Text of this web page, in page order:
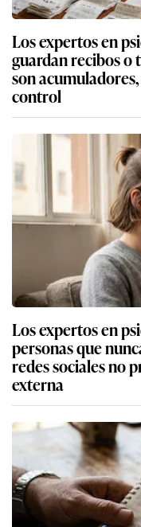
Los expertos en
guardan recibos o
son
control
Los expertos en
personas que
redes sociales no
externa